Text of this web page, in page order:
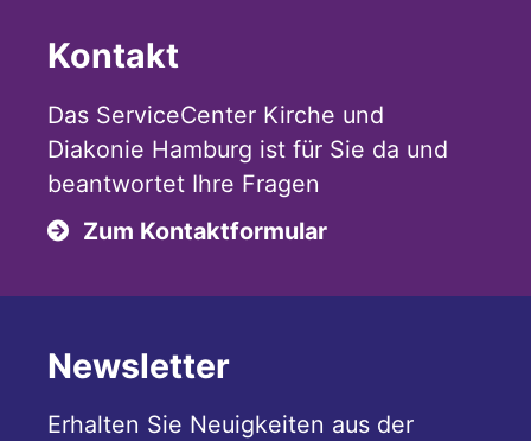
Kontakt
Das ServiceCenter Kirche und
Diakonie Hamburg ist für Sie da und
beantwortet Ihre Fragen
Zum Kontaktformular
Newsletter
Erhalten Sie Neuigkeiten aus der